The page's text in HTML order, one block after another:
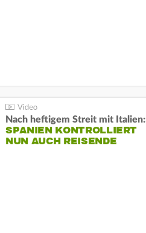
Nach heftigem Streit mit Italien:
SPANIEN KONTROLLIERT
NUN AUCH REISENDE